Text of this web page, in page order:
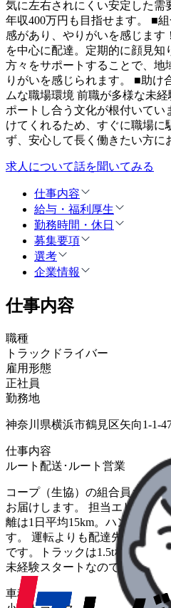
気に左右されにくい安定した需
年収400万円も目指せます。 ■
感があり、やりがいを感じます
を中心に配達。定期的に顔見
方々をサポートすることで、地
りがいを感じられます。 ■助け
ムな職場環境 前職が多様な未
ポートし合う文化が根付いてい
けてくれるため、すぐに職場に
ず、安心して長く働きたい方に
求人について話を聞いてみる
仕事内容
給与・福利厚生
勤務時間・休日
募集要項
選考
企業情報
仕事内容
職種
トラックドライバー
雇用形態
正社員
勤務地
神奈川県横浜市鶴見区矢向1-1-
仕事内容
ルート配送･ルート営業
コープ（生協）の組合員さん
お届けします。 担当エリアは
離は1日平均15km。ハンドルを
す。 運転よりも配達先での組
です。トラックは1.5tなので普
未経験スタートなので、ご安心
車種